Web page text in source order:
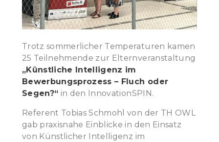
Trotz sommerlicher Temperaturen kamen
25 Teilnehmende zur Elternveranstaltung
„Künstliche Intelligenz im
Bewerbungsprozess – Fluch oder
Segen?“ in den InnovationSPIN.
Referent Tobias Schmohl von der TH OWL
gab praxisnahe Einblicke in den Einsatz
von Künstlicher Intelligenz im